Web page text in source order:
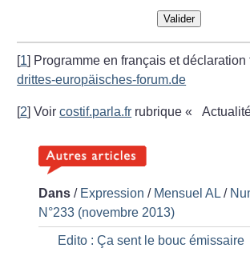
Valider
[1] Programme en français et
drittes-europäisches-forum.de
[2]Voircostif.parla.fr rubrique «
Dans / Expression / Mensuel AL /
N°233 (novembre 2013)
Edito : Ça sent le bouc émissaire